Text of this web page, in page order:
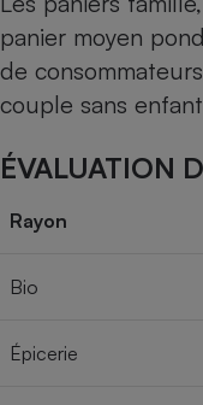
panier moyen
de
couple sans
ÉVALUATION
Rayon
Bio
Épicerie